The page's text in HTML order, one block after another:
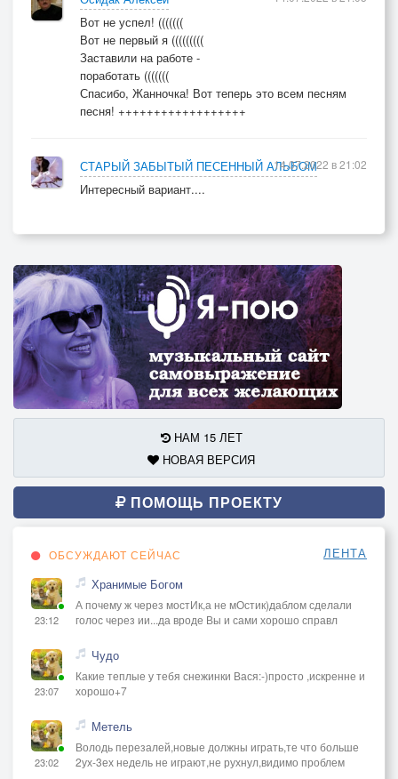
Вот не успел! (((((((
Вот не первый я (((((((((
Заставили на работе -
поработать (((((((
Спасибо, Жанночка! Вот теперь это всем песням
песня! ++++++++++++++++++
СТАРЫЙ ЗАБЫТЫЙ ПЕСЕННЫЙ АЛЬБОМ
Интересный вариант....
14.07.2022 в 21:02
НАМ 15 ЛЕТ
НОВАЯ ВЕРСИЯ
ПОМОЩЬ ПРОЕКТУ
ОБСУЖДАЮТ СЕЙЧАС ЛЕНТА
23:12
Хранимые Богом
А почему ж через мостИк,а не мОстик)даблом сделали
голос через ии...да вроде Вы и сами хорошо справл
23:07
Чудо
Какие теплые у тебя снежинки Вася:-)просто ,искренне и
хорошо+7
23:02
Метель
Володь перезалей,новые должны играть,те что больше
2ух-3ех недель не играют,не рухнул,видимо проблем